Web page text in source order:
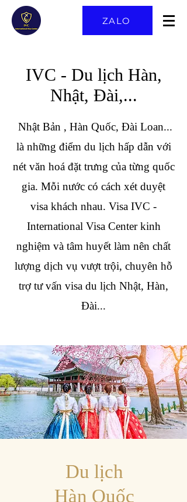
ZALO
​IVC - Du lịch Hàn,
Nhật, Đài,...
Nhật Bản , Hàn Quốc, Đài Loan...
là những điểm du lịch hấp dẫn với
nét văn hoá đặt trưng của từng quốc
gia. Mỗi nước có cách xét duyệt
visa khách nhau. Visa IVC -
International Visa Center kinh
nghiệm và tâm huyết làm nên chất
lượng dịch vụ vượt trội, chuyên hỗ
trợ tư vấn visa du lịch Nhật, Hàn,
Đài...
Du lịch
Hàn Quốc